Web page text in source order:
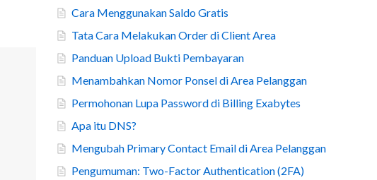
Cara Menggunakan Saldo Gratis
Tata Cara Melakukan Order di Client Area
Panduan Upload Bukti Pembayaran
Menambahkan Nomor Ponsel di Area Pelanggan
Permohonan Lupa Password di Billing Exabytes
Apa itu DNS?
Mengubah Primary Contact Email di Area Pelanggan
Pengumuman: Two-Factor Authentication (2FA)